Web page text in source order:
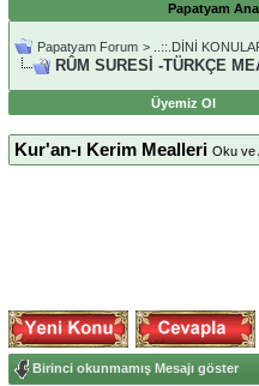
Papatyam
Papatyam Forum > ..::.DİNİ
RÛM SURESİ -TÜRKÇE
Üyemiz Ol
Kur'an-ı Kerim Mealleri Oku ve
Birinci okunmamış Mesajı göster